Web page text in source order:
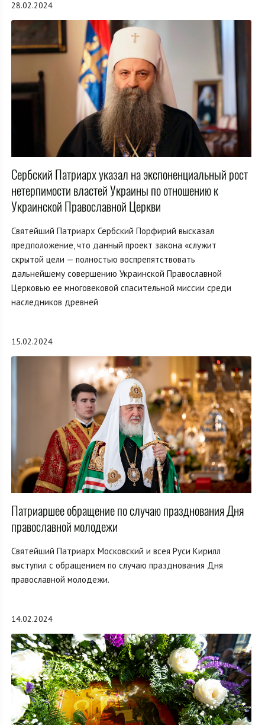
28.02.2024
Сербский Патриарх указал на экспоненциальный рост
нетерпимости властей Украины по отношению к
Украинской Православной Церкви
Святейший Патриарх Сербский Порфирий высказал
предположение, что данный проект закона «служит
скрытой цели — полностью воспрепятствовать
дальнейшему совершению Украинской Православной
Церковью ее многовековой спасительной миссии среди
наследников древней
15.02.2024
Патриаршее обращение по случаю празднования Дня
православной молодежи
Святейший Патриарх Московский и всея Руси Кирилл
выступил с обращением по случаю празднования Дня
православной молодежи.
14.02.2024